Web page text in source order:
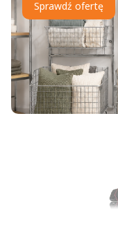
Sprawdź ofertę